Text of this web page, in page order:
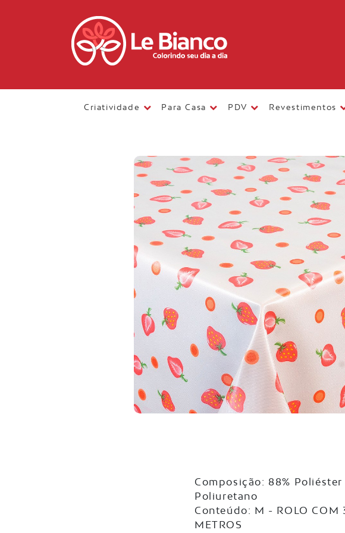
Criatividade Para Casa PDV Revestimentos
Composição: 88% Poliéster
Poliuretano
Conteúdo: M - ROLO COM
METROS